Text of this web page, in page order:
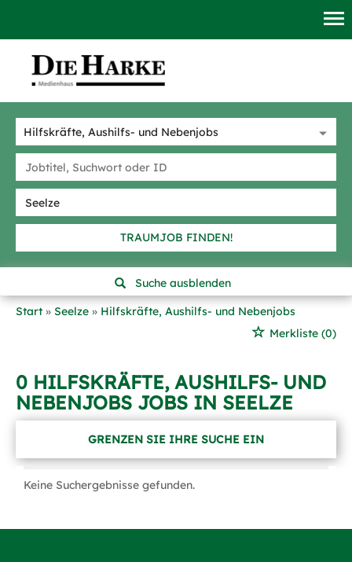
TRAUMJOB FINDEN!
Suche ausblenden
Start
Seelze
Hilfskräfte, Aushilfs- und Nebenjobs
Merkliste (0)
0 HILFSKRÄFTE, AUSHILFS- UND
NEBENJOBS JOBS IN SEELZE
GRENZEN SIE IHRE SUCHE EIN
Keine Suchergebnisse gefunden.